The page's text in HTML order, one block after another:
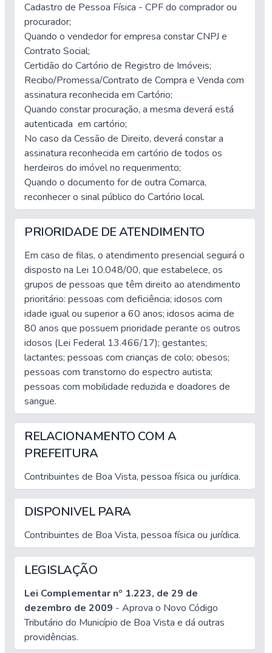
Cadastro de Pessoa Física - CPF do comprador ou
procurador;
Quando o vendedor for empresa constar CNPJ e
Contrato Social;
Certidão do Cartório de Registro de Imóveis;
Recibo/Promessa/Contrato de Compra e Venda com
assinatura reconhecida em Cartório;
Quando constar procuração, a mesma deverá está
autenticada em cartório;
No caso da Cessão de Direito, deverá constar a
assinatura reconhecida em cartório de todos os
herdeiros do imóvel no requerimento;
Quando o documento for de outra Comarca,
reconhecer o sinal público do Cartório local.
PRIORIDADE DE ATENDIMENTO
Em caso de filas, o atendimento presencial seguirá o
disposto na Lei 10.048/00, que estabelece, os
grupos de pessoas que têm direito ao atendimento
prioritário: pessoas com deficiência; idosos com
idade igual ou superior a 60 anos; idosos acima de
80 anos que possuem prioridade perante os outros
idosos (Lei Federal 13.466/17); gestantes;
lactantes; pessoas com crianças de colo; obesos;
pessoas com transtorno do espectro autista;
pessoas com mobilidade reduzida e doadores de
sangue.
RELACIONAMENTO COM A
PREFEITURA
Contribuintes de Boa Vista, pessoa física ou jurídica.
DISPONIVEL PARA
Contribuintes de Boa Vista, pessoa física ou jurídica.
LEGISLAÇÃO
Lei Complementar nº 1.223, de 29 de
dezembro de 2009 - Aprova o Novo Código
Tributário do Município de Boa Vista e dá outras
providências.